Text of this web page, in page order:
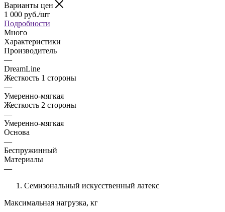
Варианты цен
1 000 руб./шт
Подробности
Много
Характеристики
Производитель
—
DreamLine
Жесткость 1 стороны
—
Умеренно-мягкая
Жесткость 2 стороны
—
Умеренно-мягкая
Основа
—
Беспружинный
Материалы
—
Семизональный искусственный латекс
Максимальная нагрузка, кг